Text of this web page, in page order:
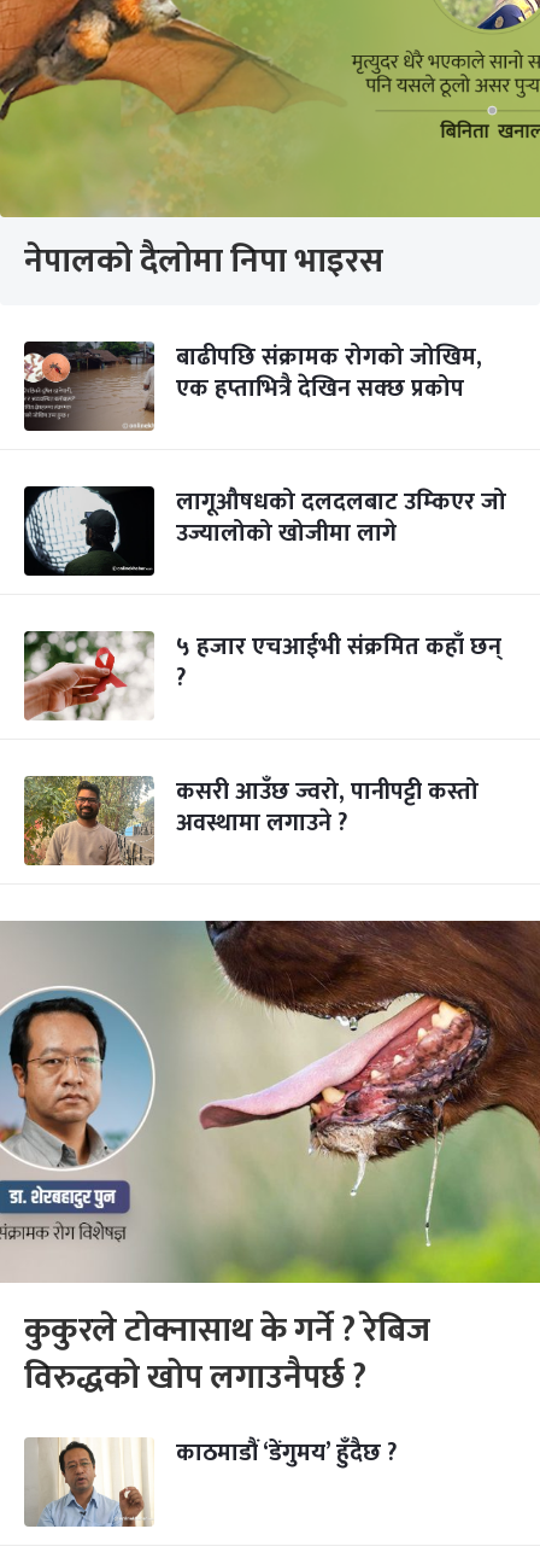
नेपालको दैलोमा निपा भाइरस
बाढीपछि संक्रामक रोगको जोखिम,
एक हप्ताभित्रै देखिन सक्छ प्रकोप
लागूऔषधको दलदलबाट उम्किएर जो
उज्यालोको खोजीमा लागे
५ हजार एचआईभी संक्रमित कहाँ छन्
?
कसरी आउँछ ज्वरो, पानीपट्टी कस्तो
अवस्थामा लगाउने ?
कुकुरले टोक्नासाथ के गर्ने ? रेबिज
विरुद्धको खोप लगाउनैपर्छ ?
काठमाडौं ‘डेंगुमय’ हुँदैछ ?